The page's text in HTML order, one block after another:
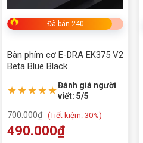
Đã bán 240
Bàn phím cơ E-DRA EK375 V2
Beta Blue Black
★★★★★Đánh giá người
viết: 5/5
700.000₫ (Tiết kiệm: 30%)
490.000₫